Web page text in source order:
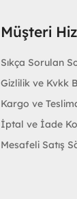
Müşteri
Sıkça Sorulan
Gizlilik ve Kvkk
Kargo ve
İptal ve İade
Mesafeli Satış